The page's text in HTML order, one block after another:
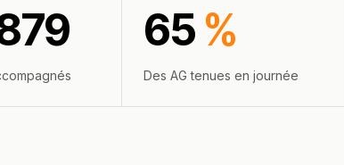
65 %
Des AG tenues en journée